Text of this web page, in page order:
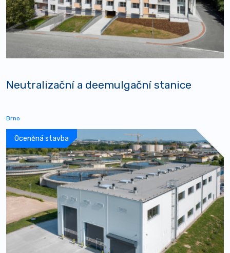
Neutralizační a deemulgační stanice
Brno
Oceněná stavba